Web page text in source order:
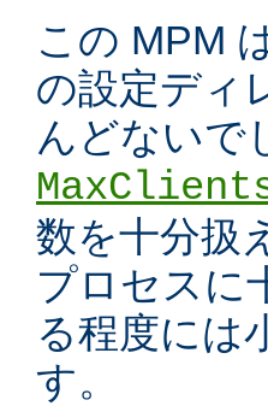
この MPM
の設定ディ
んどないで
数を十分扱
プロセスに
る程度には
す。